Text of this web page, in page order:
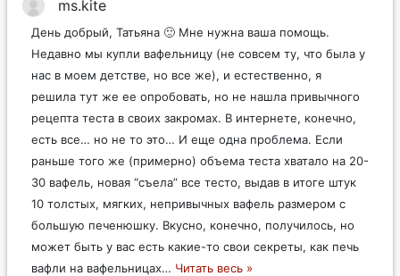
ms.kite
День добрый, Татьяна 🙂 Мне нужна ваша помощь.
Недавно мы купли вафельницу (не совсем ту, что была у
нас в моем детстве, но все же), и естественно, я
решила тут же ее опробовать, но не нашла привычного
рецепта теста в своих закромах. В интернете, конечно,
есть все… но не то это… И еще одна проблема. Если
раньше того же (примерно) объема теста хватало на 20-
30 вафель, новая “съела” все тесто, выдав в итоге штук
10 толстых, мягких, непривычных вафель размером с
большую печенюшку. Вкусно, конечно, получилось, но
может быть у вас есть какие-то свои секреты, как печь
вафли на вафельницах… Читать весь »